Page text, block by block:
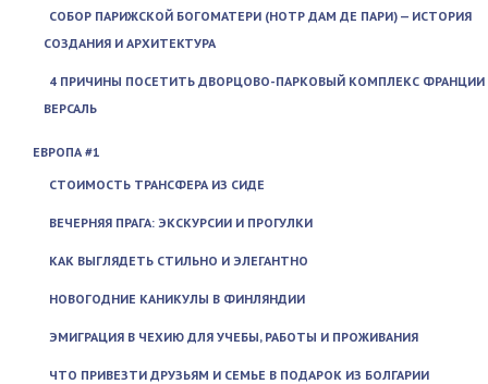
СОБОР ПАРИЖСКОЙ БОГОМАТЕРИ (НОТР ДАМ ДЕ ПАРИ) — ИСТОРИЯ
СОЗДАНИЯ И АРХИТЕКТУРА
4 ПРИЧИНЫ ПОСЕТИТЬ ДВОРЦОВО-ПАРКОВЫЙ КОМПЛЕКС ФРАНЦИИ
ВЕРСАЛЬ
ЕВРОПА #1
СТОИМОСТЬ ТРАНСФЕРА ИЗ СИДЕ
ВЕЧЕРНЯЯ ПРАГА: ЭКСКУРСИИ И ПРОГУЛКИ
КАК ВЫГЛЯДЕТЬ СТИЛЬНО И ЭЛЕГАНТНО
НОВОГОДНИЕ КАНИКУЛЫ В ФИНЛЯНДИИ
ЭМИГРАЦИЯ В ЧЕХИЮ ДЛЯ УЧЕБЫ, РАБОТЫ И ПРОЖИВАНИЯ
ЧТО ПРИВЕЗТИ ДРУЗЬЯМ И СЕМЬЕ В ПОДАРОК ИЗ БОЛГАРИИ